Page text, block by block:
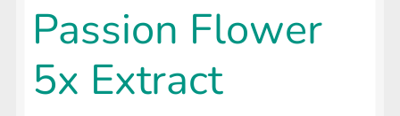
Passion Flower
5x Extract